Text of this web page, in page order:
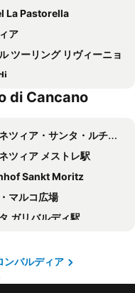
La Pastorella
ア
ツーリング リヴィーニョ
de Mario
2000
Alù Mountain Design
Livigno
San Rocco
バイタ クレメンティ
Hotel Plaza
ーリチェ スイート & ブレックファスト
di Cancano
ツィア・サンタ・ルチーア駅
ツィア メストレ駅
Sankt Moritz
マルコ広場
ガリバルディ駅
大聖堂
Milan Malpensa Airport
ンバルディア